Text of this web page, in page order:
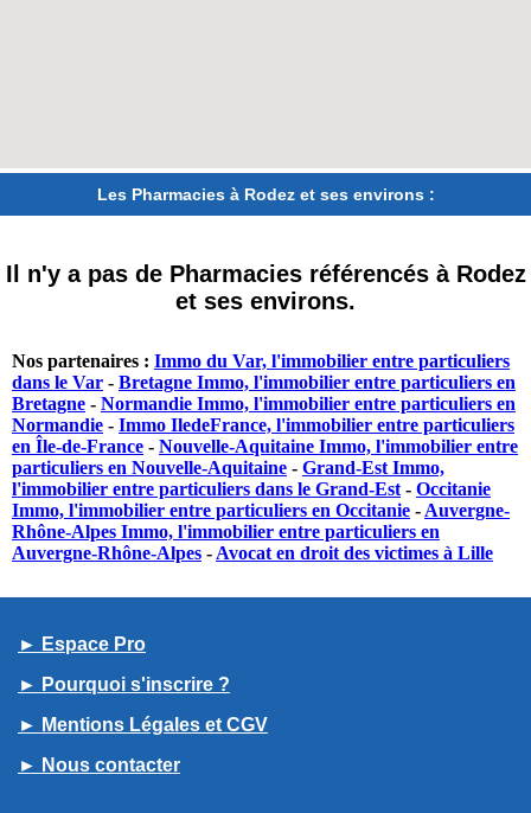
Les Pharmacies à Rodez et ses environs :
Il n'y a pas de Pharmacies référencés à Rodez
et ses environs.
Nos partenaires : Immo du Var, l'immobilier entre particuliers
dans le Var - Bretagne Immo, l'immobilier entre particuliers en
Bretagne - Normandie Immo, l'immobilier entre particuliers en
Normandie - Immo IledeFrance, l'immobilier entre particuliers
en Île-de-France - Nouvelle-Aquitaine Immo, l'immobilier entre
particuliers en Nouvelle-Aquitaine - Grand-Est Immo,
l'immobilier entre particuliers dans le Grand-Est - Occitanie
Immo, l'immobilier entre particuliers en Occitanie - Auvergne-
Rhône-Alpes Immo, l'immobilier entre particuliers en
Auvergne-Rhône-Alpes - Avocat en droit des victimes à Lille
► Espace Pro
► Pourquoi s'inscrire ?
► Mentions Légales et CGV
► Nous contacter